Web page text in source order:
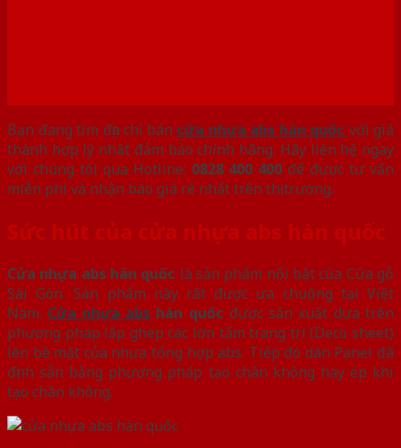
Bạn đang tìm địa chỉ bán cửa nhựa abs hàn quốc với giá
thành hợp lý nhất đảm bảo chính hãng. Hãy liên hệ ngay
với chúng tôi qua Hotline: 0828 400 400 để được tư vấn
miễn phí và nhận báo giá rẻ nhất trên thị trường.
Sức hút của cửa nhựa abs hàn quốc
Cửa nhựa abs hàn quốc là sản phẩm nổi bật của Cửa gỗ
Sài Gòn. Sản phẩm này rất được ưa chuộng tại Việt
Nam. Cửa nhựa abshàn quốc được sản xuất dựa trên
phương pháp lắp ghép các lớn tấm trang trí (Deco sheet)
lên bề mặt của nhựa tổng hợp abs. Tiếp đó dán Panel đã
định sẵn bằng phương pháp tạo chân không hay ép khi
tạo chân không.